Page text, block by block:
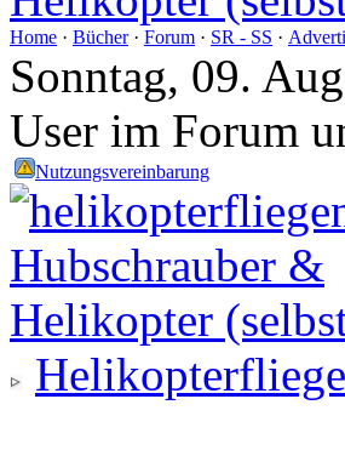
Home · Bücher· Forum · SR - SS ·
Sonntag, 09.
User im Forum
Nutzungsvereinbarung